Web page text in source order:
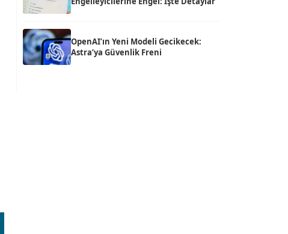
OpenAI’ın Yeni Modeli Gecikecek:
Astra’ya Güvenlik Freni